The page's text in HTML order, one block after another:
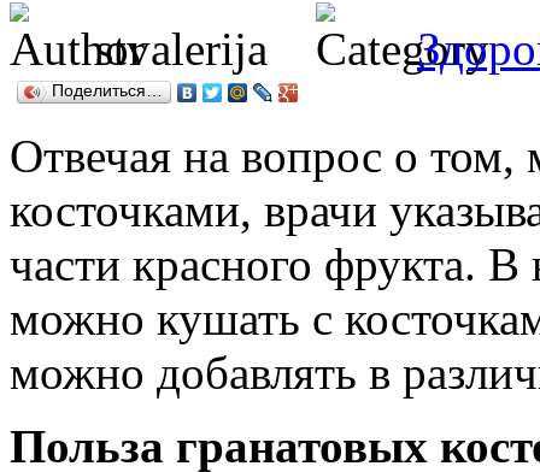
stvalerija
Поделиться…
Отвечая на вопрос о том,
косточками, врачи
части красного фрукта. В
можно кушать с
можно добавлять в
Польза гранатовых